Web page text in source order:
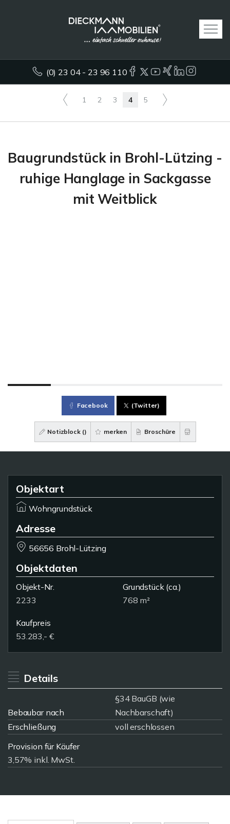
(0) 23 04 - 23 96 110
1 2 3 4 5
Baugrundstück in Brohl-Lützing -
ruhige Hanglage in Sackgasse
mit Weitblick
Facebook (Twitter)
Notizblock () merken Broschüre
Objektart
Wohngrundstück
Adresse
56656 Brohl-Lützing
Objektdaten
Objekt-Nr.
2233
Grundstück(ca.)
768 m²
Kaufpreis
53.283,- €
Details
Bebaubar nach
§34 BauGB (wie
Nachbarschaft)
Erschließung
voll erschlossen
Provision für Käufer
3,57% inkl. MwSt.